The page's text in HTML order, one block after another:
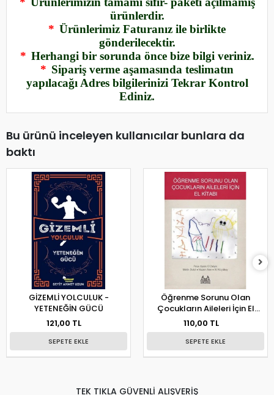
ürünlerdir.
* Ürünlerimiz Faturanız ile birlikte
gönderilecektir.
* Herhangi bir sorunda önce bize bilgi veriniz.
* Sipariş verme aşamasında teslimatın
yapılacağı Adres bilgilerinizi Tekrar Kontrol
Ediniz.
Bu ürünü inceleyen kullanıcılar bunlara da
baktı
GİZEMLİ YOLCULUK -
YETENEĞİN GÜCÜ
121,00 TL
SEPETE EKLE
Öğrenme Sorunu Olan
Çocukların Aileleri İçin El
Kitabı
110,00 TL
SEPETE EKLE
TEK TIKLA GÜVENLİ ALIŞVERİŞ